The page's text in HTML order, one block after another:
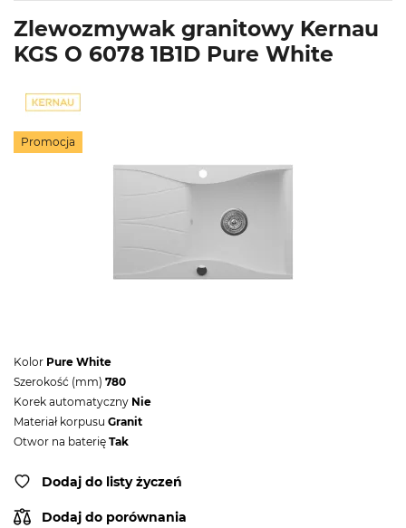
Zlewozmywak granitowy Kernau
KGS O 6078 1B1D Pure White
Promocja
Kolor Pure White
Szerokość (mm) 780
Korek automatyczny Nie
Materiał korpusu Granit
Otwor na baterię Tak
Dodaj do listy życzeń
Dodaj do porównania